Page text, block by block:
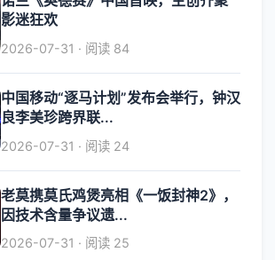
影迷狂欢
2026-07-31 · 阅读 84
中国移动“逐马计划”发布会举行，钟汉
良李美珍跨界联...
2026-07-31 · 阅读 24
老莫携莫氏鸡煲亮相《一饭封神2》，
因技术含量争议遗...
2026-07-31 · 阅读 25